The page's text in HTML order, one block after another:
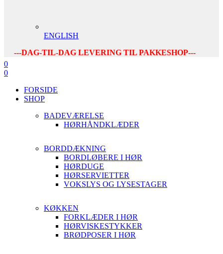
ENGLISH
---DAG-TIL-DAG LEVERING TIL PAKKESHOP---
0
0
FORSIDE
SHOP
BADEVÆRELSE
HØRHÅNDKLÆDER
BORDDÆKNING
BORDLØBERE I HØR
HØRDUGE
HØRSERVIETTER
VOKSLYS OG LYSESTAGER
KØKKEN
FORKLÆDER I HØR
HØRVISKESTYKKER
BRØDPOSER I HØR